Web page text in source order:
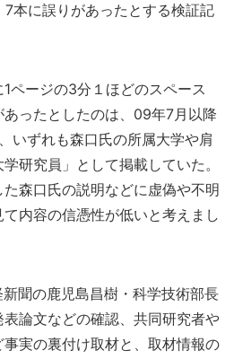
本に誤りがあったとする検証記
ページの3分１ほどのスペース
ったとしたのは、09年7月以降
いずれも森口氏の所属大学や肩
研究員」として掲載していた。
森口氏の説明などに虚偽や不明
内容の信憑性が低いと考えまし
聞の鹿児島昌樹・科学技術部長
論文などの確認、共同研究者や
実の裏付け取材と、取材情報の